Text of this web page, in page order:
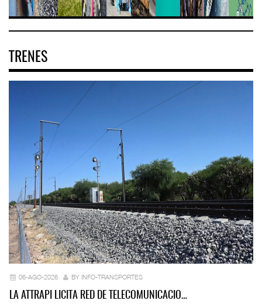
TRENES
06-AGO-2026 BY INFO-TRANSPORTES
LA ATTRAPI LICITA RED DE TELECOMUNICACIO…